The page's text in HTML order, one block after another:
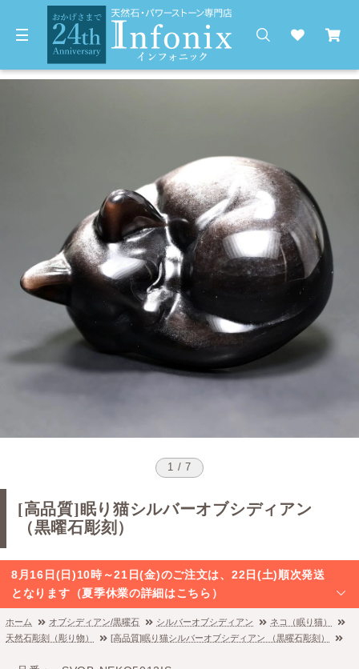
1 / 7
[高品質]眠り猫シルバーオブシディアン
（黒曜石彫刻）
8月16日(日)10時～21日(金)のご注文は、22日(土)順次発送
となります（夏季休業の詳細はこちら）
ホーム オブシディアン/黒曜石 シルバーオブシディアン
ネコ（眠り猫）
天然石彫刻（彫り物）
[高品質]眠り猫シルバーオブシディアン （黒曜石彫刻）